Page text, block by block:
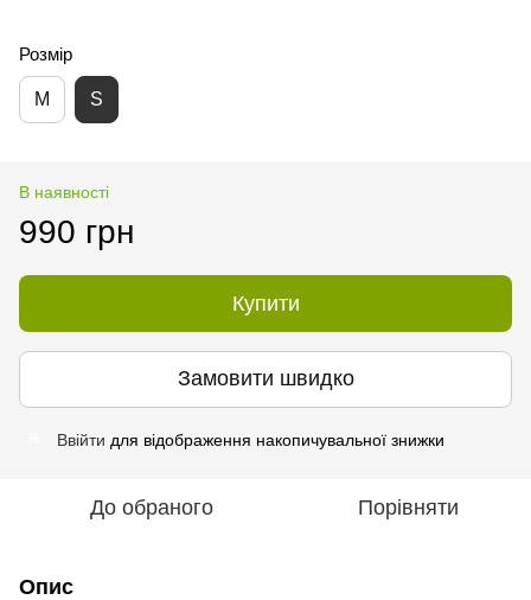
Розмір
M S
В наявності
990 грн
Купити
Замовити швидко
Ввійти для відображення накопичувальної знижки
До обраного Порівняти
Опис